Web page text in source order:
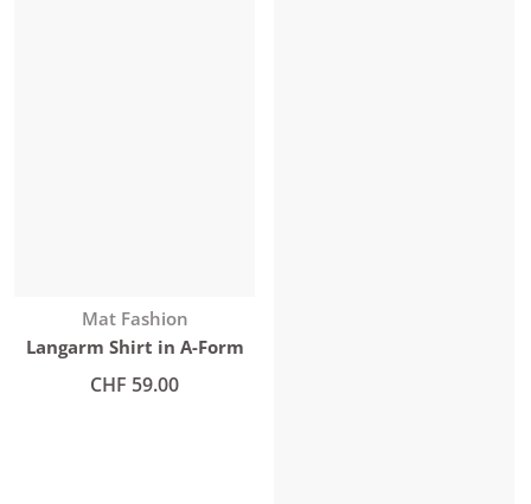
Anbieter:
Mat Fashion
Langarm Shirt in A-Form
Normaler Preis
CHF 59.00